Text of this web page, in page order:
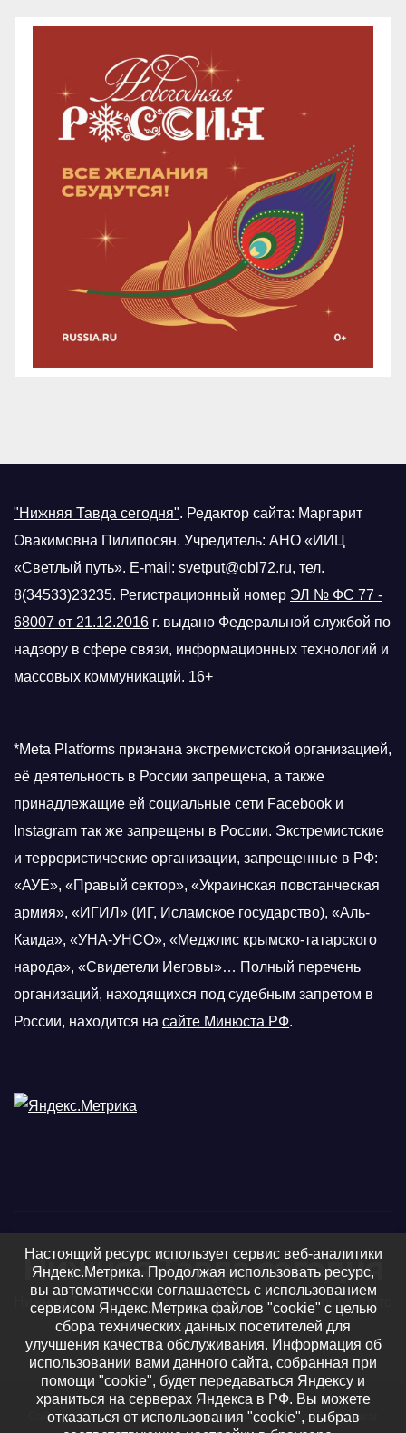
"Нижняя Тавда сегодня". Редактор сайта: Маргарит
Овакимовна Пилипосян. Учредитель: АНО «ИИЦ
«Светлый путь». E-mail: svetput@obl72.ru, тел.
8(34533)23235. Регистрационный номер ЭЛ № ФС 77 -
68007 от 21.12.2016 г. выдано Федеральной службой по
надзору в сфере связи, информационных технологий и
массовых коммуникаций. 16+
*Meta Platforms признана экстремистской организацией,
её деятельность в России запрещена, а также
принадлежащие ей социальные сети Facebook и
Instagram так же запрещены в России. Экстремистские
и террористические организации, запрещенные в РФ:
«АУЕ», «Правый сектор», «Украинская повстанческая
армия», «ИГИЛ» (ИГ, Исламское государство), «Аль-
Каида», «УНА-УНСО», «Меджлис крымско-татарского
народа», «Свидетели Иеговы»… Полный перечень
организаций, находящихся под судебным запретом в
России, находится на сайте Минюста РФ.
Нижняя Тавда сегодня
Нижняя Тавда, Нижнетавдинский район - новости, фото
и видео
Сайт работает на WordPress|Тема: Newsup, авторThemeansar
Настоящий ресурс использует сервис веб-аналитики
Яндекс.Метрика. Продолжая использовать ресурс,
вы автоматически соглашаетесь с использованием
сервисом Яндекс.Метрика файлов "cookie" с целью
сбора технических данных посетителей для
улучшения качества обслуживания. Информация об
использовании вами данного сайта, собранная при
помощи "cookie", будет передаваться Яндексу и
храниться на серверах Яндекса в РФ. Вы можете
отказаться от использования "cookie", выбрав